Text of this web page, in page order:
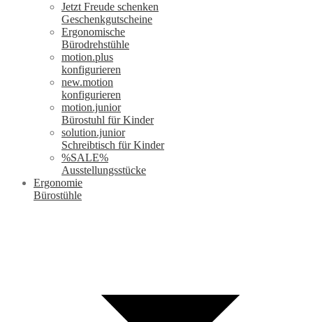
Jetzt Freude schenken
Geschenkgutscheine
Ergonomische
Bürodrehstühle
motion.plus
konfigurieren
new.motion
konfigurieren
motion.junior
Bürostuhl für Kinder
solution.junior
Schreibtisch für Kinder
%SALE%
Ausstellungsstücke
Ergonomie
Bürostühle